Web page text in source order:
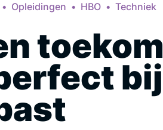
Opleidingen HBO Techniek